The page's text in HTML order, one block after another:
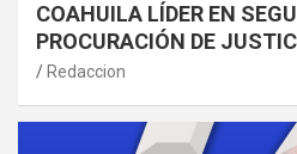
COAHUILA LÍDER EN
PROCURACIÓN DE
Redaccion